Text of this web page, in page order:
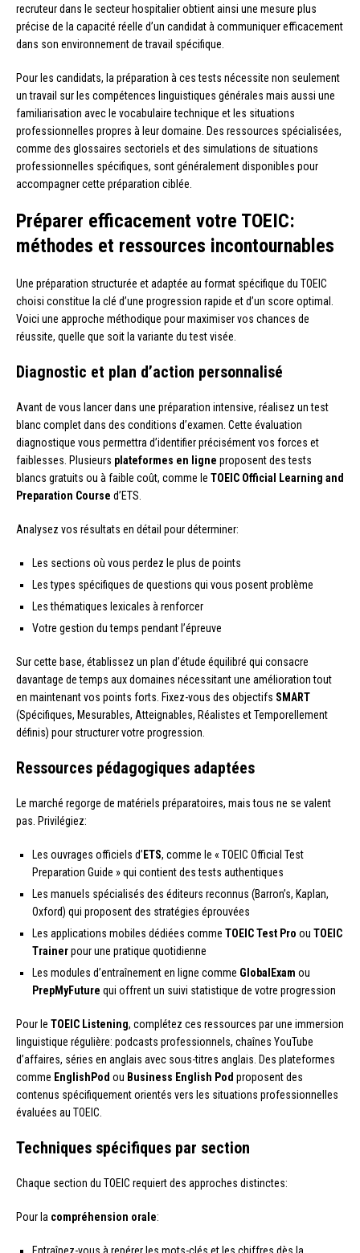
recruteur dans le secteur hospitalier obtient ainsi une mesure plus
précise de la capacité réelle d’un candidat à communiquer efficacement
dans son environnement de travail spécifique.
Pour les candidats, la préparation à ces tests nécessite non seulement
un travail sur les compétences linguistiques générales mais aussi une
familiarisation avec le vocabulaire technique et les situations
professionnelles propres à leur domaine. Des ressources spécialisées,
comme des glossaires sectoriels et des simulations de situations
professionnelles spécifiques, sont généralement disponibles pour
accompagner cette préparation ciblée.
Préparer efficacement votre TOEIC:
méthodes et ressources incontournables
Une préparation structurée et adaptée au format spécifique du TOEIC
choisi constitue la clé d’une progression rapide et d’un score optimal.
Voici une approche méthodique pour maximiser vos chances de
réussite, quelle que soit la variante du test visée.
Diagnostic et plan d’action personnalisé
Avant de vous lancer dans une préparation intensive, réalisez un test
blanc complet dans des conditions d’examen. Cette évaluation
diagnostique vous permettra d’identifier précisément vos forces et
faiblesses. Plusieurs plateformes en ligne proposent des tests
blancs gratuits ou à faible coût, comme le TOEIC Official Learning and
Preparation Course d’ETS.
Analysez vos résultats en détail pour déterminer:
Les sections où vous perdez le plus de points
Les types spécifiques de questions qui vous posent problème
Les thématiques lexicales à renforcer
Votre gestion du temps pendant l’épreuve
Sur cette base, établissez un plan d’étude équilibré qui consacre
davantage de temps aux domaines nécessitant une amélioration tout
en maintenant vos points forts. Fixez-vous des objectifs SMART
(Spécifiques, Mesurables, Atteignables, Réalistes et Temporellement
définis) pour structurer votre progression.
Ressources pédagogiques adaptées
Le marché regorge de matériels préparatoires, mais tous ne se valent
pas. Privilégiez:
Les ouvrages officiels d’ETS, comme le « TOEIC Official Test
Preparation Guide » qui contient des tests authentiques
Les manuels spécialisés des éditeurs reconnus (Barron’s, Kaplan,
Oxford) qui proposent des stratégies éprouvées
Les applications mobiles dédiées comme TOEIC Test Pro ou TOEIC
Trainerpour une pratique quotidienne
Les modules d’entraînement en ligne comme GlobalExam ou
PrepMyFuture qui offrent un suivi statistique de votre progression
Pour le TOEIC Listening, complétez ces ressources par une immersion
linguistique régulière: podcasts professionnels, chaînes YouTube
d’affaires, séries en anglais avec sous-titres anglais. Des plateformes
comme EnglishPod ou Business English Pod proposent des
contenus spécifiquement orientés vers les situations professionnelles
évaluées au TOEIC.
Techniques spécifiques par section
Chaque section du TOEIC requiert des approches distinctes:
Pour la compréhension orale:
Entraînez-vous à repérer les mots-clés et les chiffres dès la